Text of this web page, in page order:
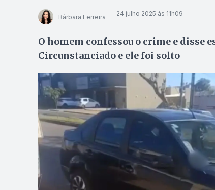
Bárbara Ferreira 24 julho 2025 às 11h09
O homem confessou o crime e disse
Circunstanciado e ele foi solto